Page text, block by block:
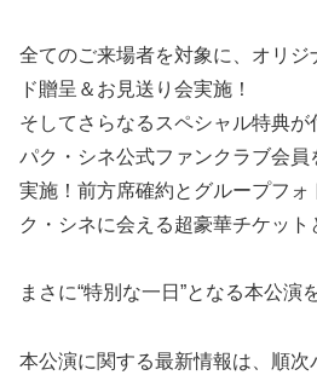
全てのご来場者を対象に、オリ
ド贈呈＆お見送り会実施！
そしてさらなるスペシャル特典が
パク・シネ公式ファンクラブ会
実施！前方席確約とグループフ
ク・シネに会える超豪華チケット
まさに“特別な一日”となる本公演
本公演に関する最新情報は、順次